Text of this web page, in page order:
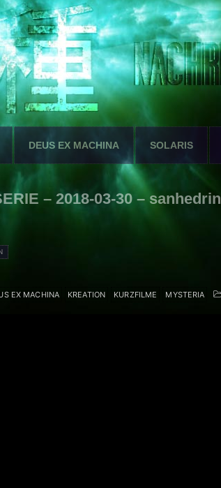
DEUS EX MACHINA SOLARIS
– 2018-03-30 – sanhedrin
EX MACHINA KREATION KURZFILME MYSTERIA